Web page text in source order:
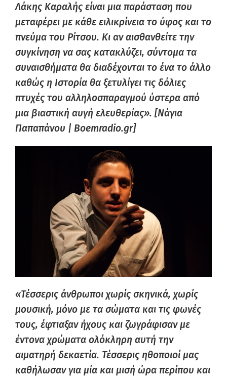
Λάκης Καραλής είναι μια παράσταση που
μεταφέρει με κάθε ειλικρίνεια το ύφος και το
πνεύμα του Ρίτσου. Κι αν αισθανθείτε την
συγκίνηση να σας κατακλύζει, σύντομα τα
συναισθήματα θα διαδέχονται το ένα το άλλο
καθώς η Ιστορία θα ξετυλίγει τις δόλιες
πτυχές του αλληλοσπαραγμού ύστερα από
μια βιαστική αυγή ελευθερίας». [Νάγια
Παπαπάνου | Boemradio.gr]
«Τέσσερις άνθρωποι χωρίς σκηνικά, χωρίς
μουσική, μόνο με τα σώματα και τις φωνές
τους, έφτιαξαν ήχους και ζωγράφισαν με
έντονα χρώματα ολόκληρη αυτή την
αιματηρή δεκαετία. Τέσσερις ηθοποιοί μας
καθήλωσαν για μία και μισή ώρα περίπου και